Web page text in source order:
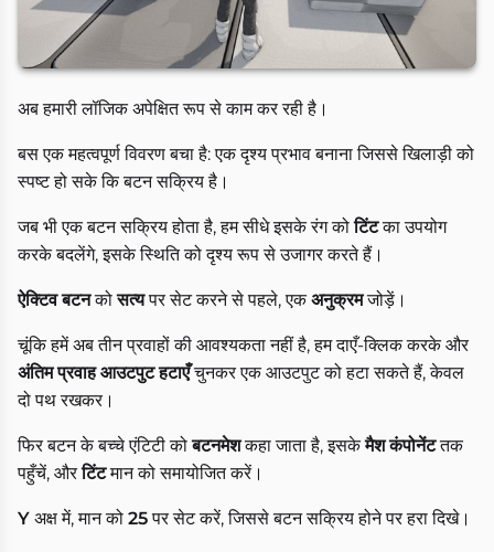
अब हमारी लॉजिक अपेक्षित रूप से काम कर रही है।
बस एक महत्वपूर्ण विवरण बचा है: एक दृश्य प्रभाव बनाना जिससे खिलाड़ी को
स्पष्ट हो सके कि बटन सक्रिय है।
जब भी एक बटन सक्रिय होता है, हम सीधे इसके रंग कोटिंटका उपयोग
करके बदलेंगे, इसके स्थिति को दृश्य रूप से उजागर करते हैं।
ऐक्टिव बटनकोसत्यपर सेट करने से पहले, एकअनुक्रमजोड़ें।
चूंकि हमें अब तीन प्रवाहों की आवश्यकता नहीं है, हम दाएँ-क्लिक करके और
अंतिम प्रवाह आउटपुट हटाएँचुनकर एक आउटपुट को हटा सकते हैं, केवल
दो पथ रखकर।
फिर बटन के बच्चे एंटिटी कोबटनमेशकहा जाता है, इसकेमैश कंपोनेंटतक
पहुँचें, औरटिंटमान को समायोजित करें।
Y अक्ष में, मान को 25पर सेट करें, जिससे बटन सक्रिय होने पर हरा दिखे।